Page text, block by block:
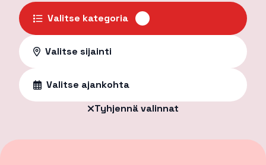
Valitse kategoria
Valitse sijainti
Valitse ajankohta
Tyhjennä valinnat